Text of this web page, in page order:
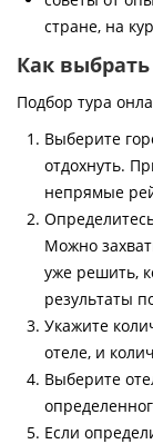
стране, на
Как
Подбор тура
Выберите
отдохнуть.
непрямые
Можно
уже решить,
результаты
Укажите
отеле, и
Выберите
Если